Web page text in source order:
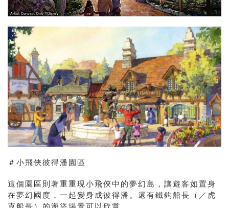
＃ 小飛俠彼得潘園區
這個園區則著重重現小飛俠中的夢幻島，讓遊客如置身
在夢幻國度，一起變身成彼得潘。還有鐵鈎船長（／虎
克船長）的海盜場景可以欣賞。